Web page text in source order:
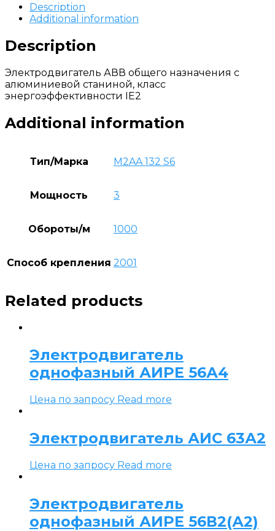
Description
Additional information
Description
Электродвигатель АВВ общего назначения с
алюминиевой станиной, класс
энергоэффективности IE2
Additional information
Тип/Марка M2AA 132 S6
Мощность 3
Обороты/м 1000
Способ крепления 2001
Related products
Электродвигатель
однофазный АИРЕ 56А4
Цена по запросу Read more
Электродвигатель АИС 63А2
Цена по запросу Read more
Электродвигатель
однофазный АИРЕ 56В2(А2)